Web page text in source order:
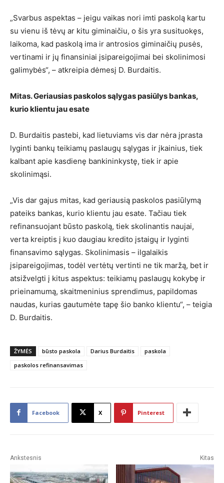
„Svarbus aspektas – jeigu vaikas nori imti paskolą kartu
su vienu iš tėvų ar kitu giminaičiu, o šis yra susituokęs,
laikoma, kad paskolą ima ir antrosios giminaičių pusės,
vertinami ir jų finansiniai įsipareigojimai bei skolinimosi
galimybės“, – atkreipia dėmesį D. Burdaitis.
Mitas. Geriausias paskolos sąlygas pasiūlys bankas,
kurio klientu jau esate
D. Burdaitis pastebi, kad lietuviams vis dar nėra įprasta
lyginti bankų teikiamų paslaugų sąlygas ir įkainius, tiek
kalbant apie kasdienę bankininkystę, tiek ir apie
skolinimąsi.
„Vis dar gajus mitas, kad geriausią paskolos pasiūlymą
pateiks bankas, kurio klientu jau esate. Tačiau tiek
refinansuojant būsto paskolą, tiek skolinantis naujai,
verta kreiptis į kuo daugiau kredito įstaigų ir lyginti
finansavimo sąlygas. Skolinimasis – ilgalaikis
įsipareigojimas, todėl vertėtų vertinti ne tik maržą, bet ir
atsižvelgti į kitus aspektus: teikiamų paslaugų kokybę ir
prieinamumą, skaitmeninius sprendimus, papildomas
naudas, kurias gautumėte tapę šio banko klientu“, – teigia
D. Burdaitis.
ŽYMĖS būsto paskola Darius Burdaitis
paskola
paskolos refinansavimas
Facebook X Pinterest
Ankstesnis Kitas